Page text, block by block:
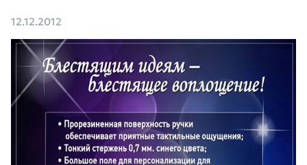
12.12.2012